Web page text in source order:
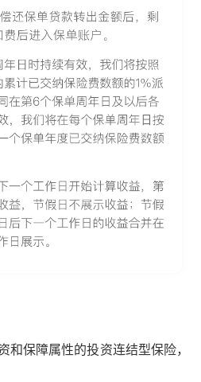
和保障属性的投资连结型保险，